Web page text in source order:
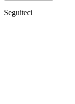
Seguiteci